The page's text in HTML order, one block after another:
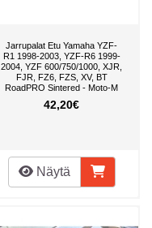
Jarrupalat Etu Yamaha YZF-
R1 1998-2003, YZF-R6 1999-
2004, YZF 600/750/1000, XJR,
FJR, FZ6, FZS, XV, BT
RoadPRO Sintered - Moto-M
42,20€
Näytä